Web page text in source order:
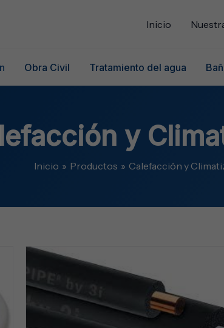
Inicio
Obra Civil Tratamiento del agua
y
Inicio Productos Calefacción y